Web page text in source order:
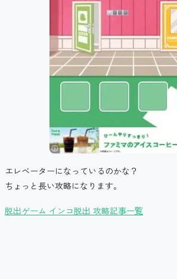
エレベーターになっているのかな？
ちょっと長い攻略になります。
脱出ゲーム インコ脱出 攻略記事一覧